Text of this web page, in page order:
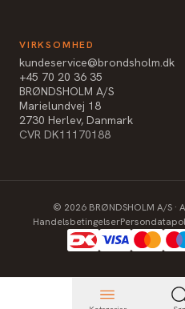
VIRKSOMHED
kundeservice@brondsholm.dk
+45 70 20 36 35
BRØNDSHOLM A/S
Marielundvej 18
2730 Herlev, Danmark
CVR DK11170188
© 2026BRØNDSHOLM A/S
Handelsbetingelser